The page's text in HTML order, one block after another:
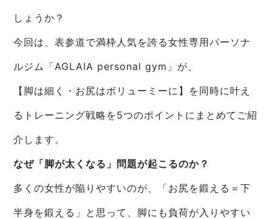
しょうか？
今回は、表参道で満枠人気を誇る女性専用パーソナ
ルジム「AGLAIA personal gym」が、
【脚は細く・お尻はボリューミーに】を同時に叶え
るトレーニング戦略を5つのポイントにまとめてご紹
介します。
なぜ「脚が太くなる」問題が起こるのか？
多くの女性が陥りやすいのが、「お尻を鍛える＝下
半身を鍛える」と思って、脚にも負荷が入りやすい